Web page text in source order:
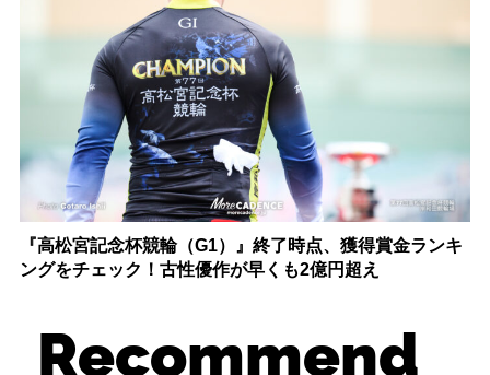
『高松宮記念杯競輪（G1）』終了時点、獲得賞金ランキ
ングをチェック！古性優作が早くも2億円超え
Recommend